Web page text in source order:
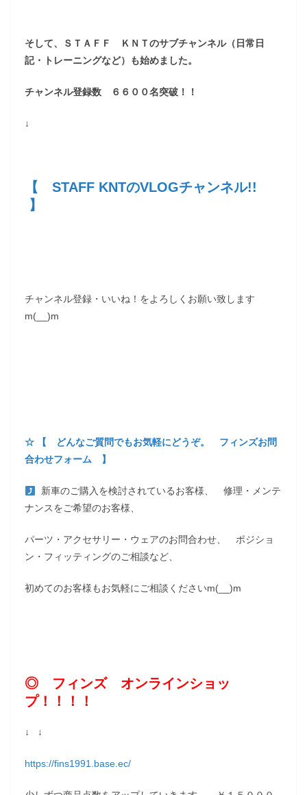
そして、ＳＴＡＦＦ ＫＮＴのサブチャンネル（日常日
記・トレーニングなど）も始めました。
チャンネル登録数 ６６００名突破！！
↓
【 STAFF KNTのVLOGチャンネル!!
】
チャンネル登録・いいね！をよろしくお願い致します
m(__)m
☆ 【 どんなご質問でもお気軽にどうぞ。 フィンズお問
合わせフォーム 】
新車のご購入を検討されているお客様、 修理・メンテ
ナンスをご希望のお客様、
パーツ・アクセサリー・ウェアのお問合わせ、 ポジショ
ン・フィッティングのご相談など、
初めてのお客様もお気軽にご相談くださいm(__)m
◎ フィンズ オンラインショッ
プ！！！！
↓ ↓
https://fins1991.base.ec/